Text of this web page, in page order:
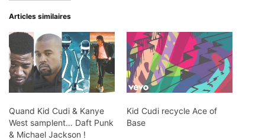
Articles similaires
Quand Kid Cudi & Kanye
West samplent… Daft Punk
& Michael Jackson !
Kid Cudi recycle Ace of
Base